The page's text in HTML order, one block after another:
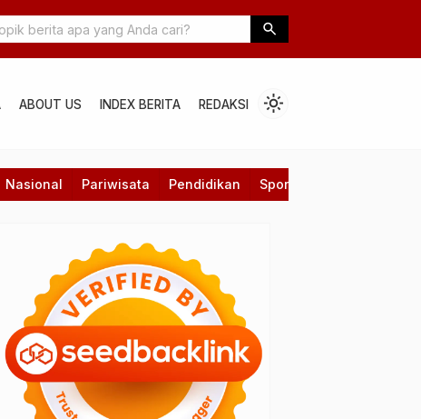
Kebangsaan, Kaisar Abu Hanifah Gelar Sosialisasi Empat
Sleman
search
ABOUT US INDEX BERITA REDAKSI light_mode
Nasional Pariwisata Pendidikan Sport